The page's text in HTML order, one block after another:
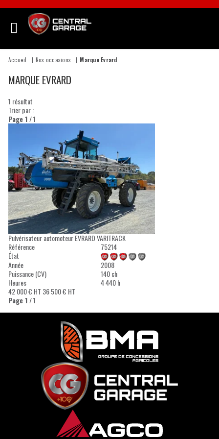
Accueil Nos occasions Marque Evrard
MARQUE EVRARD
1 résultat
Trier par :
Page 1 / 1
Pulvérisateur automoteur EVRARDVARITRACK
Référence
75214
État
Année
2008
Puissance (CV)
140 ch
Heures
4 440 h
42 000€ HT 36 500€ HT
Page 1 / 1